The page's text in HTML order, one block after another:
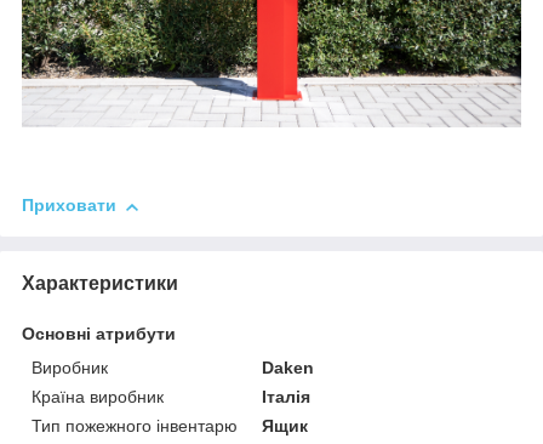
Приховати
Характеристики
Основні атрибути
Виробник
Daken
Країна виробник
Італія
Тип пожежного інвентарю
Ящик